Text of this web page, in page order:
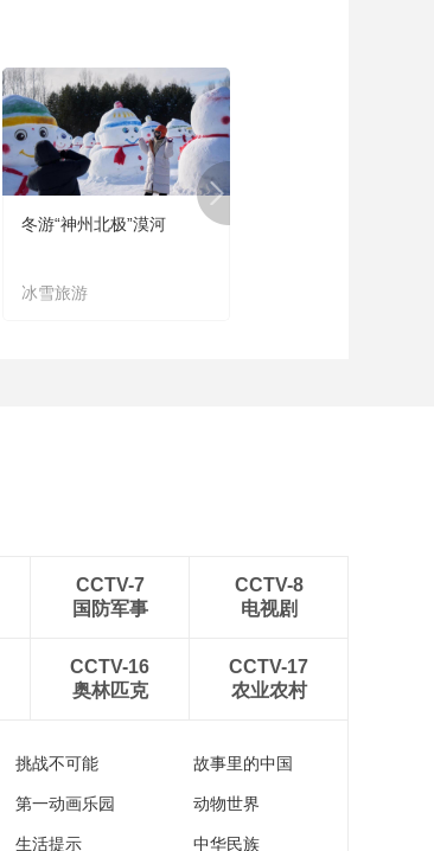
冬游“神州北极”漠河
冰雪旅游
CCTV-7
国防军事
CCTV-8
电视剧
CCTV-16
奥林匹克
CCTV-17
农业农村
挑战不可能 故事里的中国
第一动画乐园 动物世界
生活提示 中华民族